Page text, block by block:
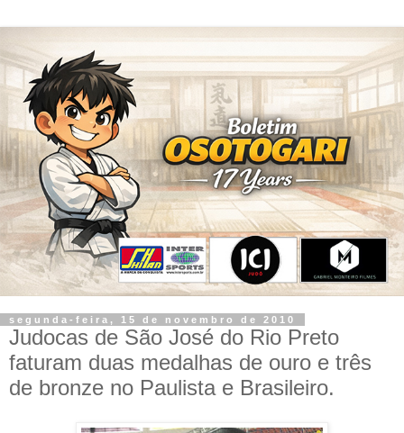
segunda-feira, 15 de novembro de 2010
Judocas de São José do Rio Preto
faturam duas medalhas de ouro e três
de bronze no Paulista e Brasileiro.